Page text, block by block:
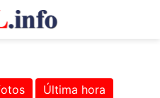
Última hora